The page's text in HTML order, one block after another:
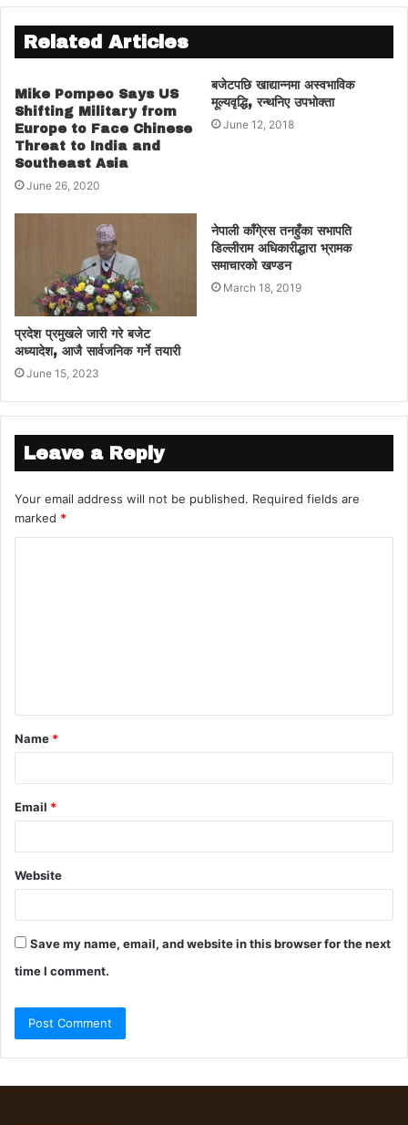
Related Articles
Mike Pompeo Says US
Shifting Military from
Europe to Face Chinese
Threat to India and
Southeast Asia
June 26, 2020
बजेटपछि खाद्यान्नमा अस्वभाविक
मूल्यवृद्धि, रन्थनिए उपभोक्ता
June 12, 2018
प्रदेश प्रमुखले जारी गरे बजेट
अध्यादेश, आजै सार्वजनिक गर्ने तयारी
June 15, 2023
नेपाली काँगे्रस तनहुँका सभापति
डिल्लीराम अधिकारीद्धारा भ्रामक
समाचारको खण्डन
March 18, 2019
Leave a Reply
Your email address will not be published. Required fields are
marked *
Name *
Email *
Website
Save my name, email, and website in this browser for the next
time I comment.